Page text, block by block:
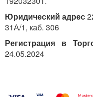
Юридический адрес
31А/1, каб. 306
Регистрация в
24.05.2024